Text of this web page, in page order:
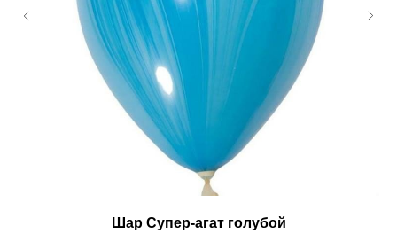
Шар Супер-агат голубой